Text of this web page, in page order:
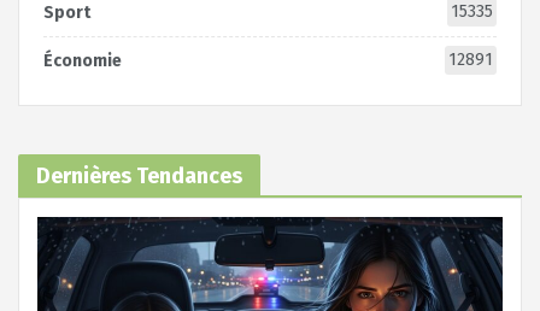
Sport 15335
Économie 12891
Dernières Tendances